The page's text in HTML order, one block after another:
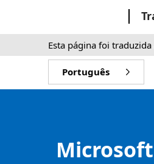
Esta página foi
Português